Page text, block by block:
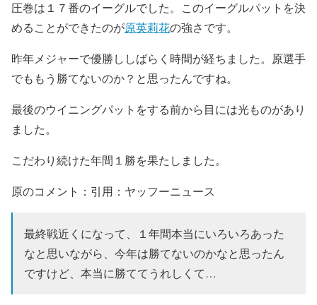
圧巻は１７番のイーグルでした。このイーグルパットを決
めることができたのが原英莉花の強さです。
昨年メジャーで優勝ししばらく時間が経ちました。原選手
でももう勝てないのか？と思ったんですね。
最後のウイニングパットをする前から目には光ものがあり
ました。
こだわり続けた年間１勝を果たしました。
原のコメント：引用：ヤッフーニュース
最終戦近くになって、１年間本当にいろいろあった
なと思いながら、今年は勝てないのかなと思ったん
ですけど、本当に勝ててうれしくて…